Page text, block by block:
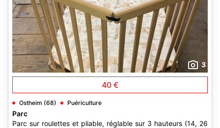
3
40 €
Ostheim (68) Puériculture
Parc
Parc sur roulettes et pliable, réglable sur 3 hauteurs (14, 26